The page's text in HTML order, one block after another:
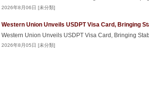
2026年8月06日 [未分類]
Western Union Unveils USDPT Visa Card, Bringing
Western Union Unveils USDPT Visa Card, Bringing
2026年8月05日 [未分類]